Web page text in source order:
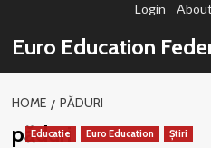
conținut
Login About
Euro Education
HOME PĂDURI
păduri
Educatie Euro Education Știri